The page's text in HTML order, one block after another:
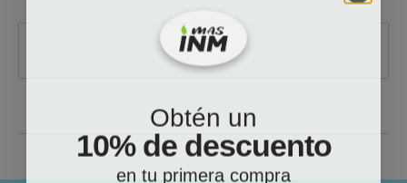
Obtén un
10% de descuento
en tu primera compra